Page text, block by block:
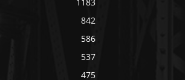
842
586
537
475